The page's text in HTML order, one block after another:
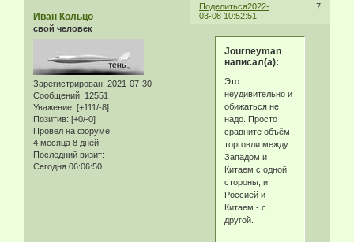
Поделиться 7
2022-
03-08 10:52:51
Иван Кольцо
свой человек
Зарегистрирован: 2021-07-30
Сообщений: 12551
Уважение: [+111/-8]
Позитив: [+0/-0]
Провел на форуме:
4 месяца 8 дней
Последний визит:
Сегодня 06:06:50
Journeyman
написал(а):
Это
неудивительно и
обижаться не
надо. Просто
сравните объём
торговли между
Западом и
Китаем с одной
стороны, и
Россией и
Китаем - с
другой.